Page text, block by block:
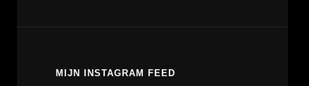
MIJN INSTAGRAM FEED